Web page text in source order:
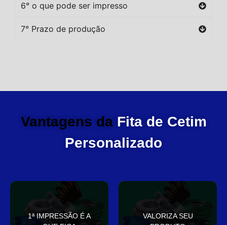
6° o que pode ser impresso
7° Prazo de produção
Vantagens da Fita de Cetim
Personalizado
1ª IMPRESSÃO É A
Sua embalagem fala por
você
VALORIZA SEU
que deixa sua embalagem
elegante